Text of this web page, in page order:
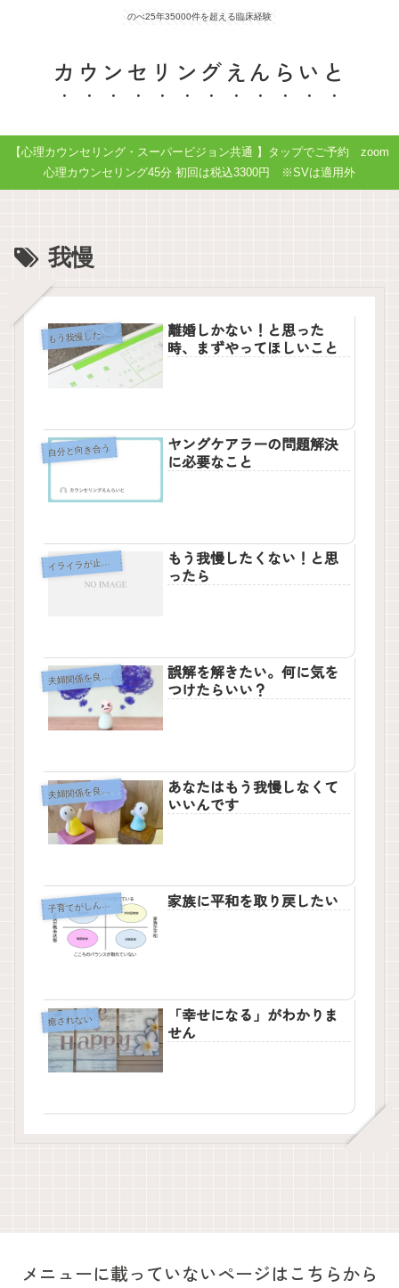
のべ25年35000件を超える臨床経験
カウンセリングえんらいと
【心理カウンセリング・スーパービジョン共通 】タップでご予約 zoom
心理カウンセリング45分 初回は税込3300円 ※SVは適用外
我慢
も
う我慢したくない
離婚しかない！と思った
時、まずやってほしいこと
自分と向き合う
ヤングケアラーの問題解決
に必要なこと
イライラが止まらない
もう我慢したくない！と思
ったら
夫婦関係を良くしたい
誤解を解きたい。何に気を
つけたらいい？
夫婦関係を良くしたい
あなたはもう我慢しなくて
いいんです
子
育てがしんどい 家族に平和を取り戻したい
癒されない
「幸せになる」がわかりま
せん
メニューに載っていないページはこちらから